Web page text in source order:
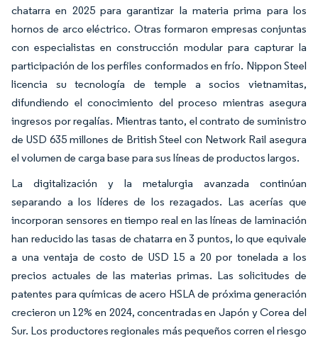
chatarra en 2025 para garantizar la materia prima para los
hornos de arco eléctrico. Otras formaron empresas conjuntas
con especialistas en construcción modular para capturar la
participación de los perfiles conformados en frío. Nippon Steel
licencia su tecnología de temple a socios vietnamitas,
difundiendo el conocimiento del proceso mientras asegura
ingresos por regalías. Mientras tanto, el contrato de suministro
de USD 635 millones de British Steel con Network Rail asegura
el volumen de carga base para sus líneas de productos largos.
La digitalización y la metalurgia avanzada continúan
separando a los líderes de los rezagados. Las acerías que
incorporan sensores en tiempo real en las líneas de laminación
han reducido las tasas de chatarra en 3 puntos, lo que equivale
a una ventaja de costo de USD 15 a 20 por tonelada a los
precios actuales de las materias primas. Las solicitudes de
patentes para químicas de acero HSLA de próxima generación
crecieron un 12% en 2024, concentradas en Japón y Corea del
Sur. Los productores regionales más pequeños corren el riesgo